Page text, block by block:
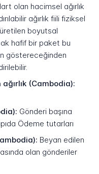
olan hacimsel ağırlık
ağırlık fiili fiziksel
boyutsal
hafif bir paket bu
göstereceğinden
(Cambodia):
Gönderi başına
Ödeme tutarları
Beyan edilen
olan gönderiler